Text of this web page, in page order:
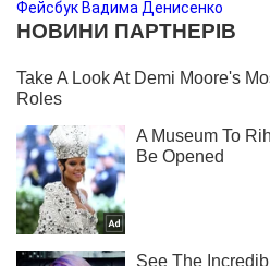
Фейсбук Вадима Денисенко